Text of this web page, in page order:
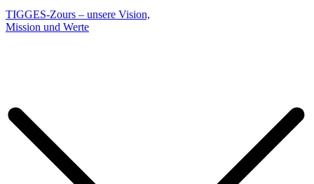
TIGGES-Zours – unsere Vision,
Mission und Werte